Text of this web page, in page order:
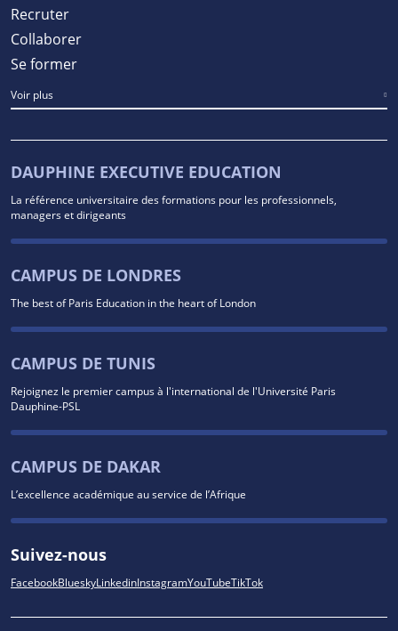
Recruter
Collaborer
Se former
Voir plus
DAUPHINE EXECUTIVE EDUCATION
La référence universitaire des formations pour les professionnels,
managers et dirigeants
CAMPUS DE LONDRES
The best of Paris Education in the heart of London
CAMPUS DE TUNIS
Rejoignez le premier campus à l'international de l'Université Paris
Dauphine-PSL
CAMPUS DE DAKAR
L’excellence académique au service de l’Afrique
Suivez-nous
FacebookBlueskyLinkedinInstagramYouTubeTikTok